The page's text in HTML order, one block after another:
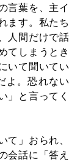
言葉を、主イ
ます。私たち
人間だけで話
てしまうとき
いて聞いてい
よ。恐れない
」と言ってく
て」おられ、
会話に「答え